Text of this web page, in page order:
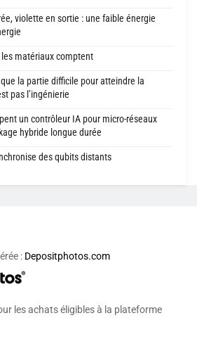
violette en sortie : une faible énergie
matériaux comptent
la partie difficile pour atteindre la
pas l’ingénierie
un contrôleur IA pour micro-réseaux
hybride longue durée
des qubits distants
: Depositphotos.com
les achats éligibles à la plateforme